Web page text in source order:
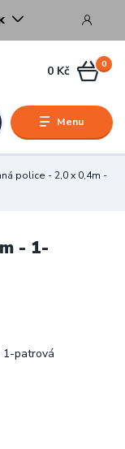
Menu
0
0 Kč
police - 2,0 x 0,4m -
- 1-